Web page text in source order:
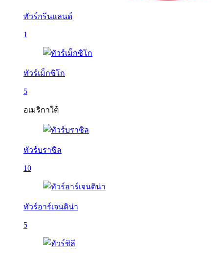
ทัวร์กรีนแลนด์
1
ทัวร์เม็กซิโก
5
อเมริกาใต้
ทัวร์บราซิล
10
ทัวร์อาร์เจนติน่า
5